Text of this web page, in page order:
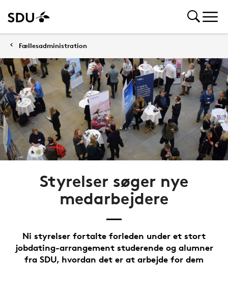
Fællesadministration
Styrelser søger nye
medarbejdere
Ni styrelser fortalte forleden under et stort
jobdating-arrangement studerende og alumner
fra SDU, hvordan det er at arbejde for dem